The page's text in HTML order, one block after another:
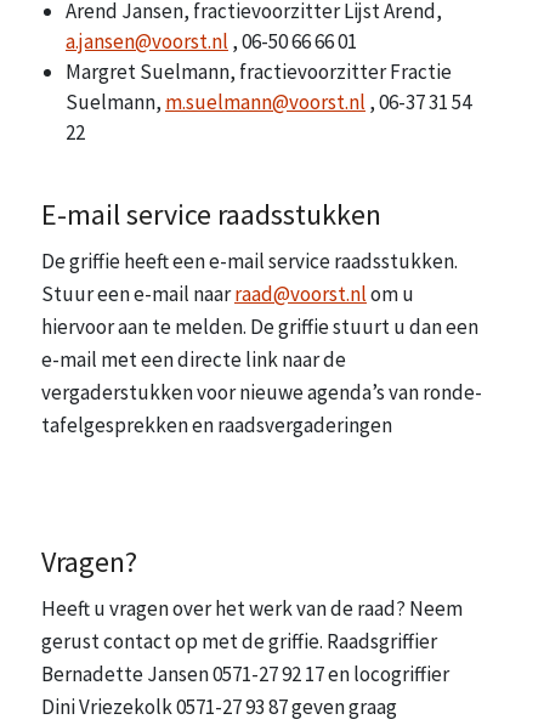
Arend Jansen, fractievoorzitter Lijst Arend,
a.jansen@voorst.nl , 06-50 66 66 01
Margret Suelmann, fractievoorzitter Fractie
Suelmann, m.suelmann@voorst.nl , 06-37 31 54
22
E-mail service raadsstukken
De griffie heeft een e-mail service raadsstukken.
Stuur een e-mail naarraad@voorst.nlom u
hiervoor aan te melden. De griffie stuurt u dan een
e-mail met een directe link naar de
vergaderstukken voor nieuwe agenda’s van ronde-
tafelgesprekken en raadsvergaderingen
Vragen?
Heeft u vragen over het werk van de raad? Neem
gerust contact op met de griffie. Raadsgriffier
Bernadette Jansen 0571-27 92 17 en locogriffier
Dini Vriezekolk 0571-27 93 87 geven graag